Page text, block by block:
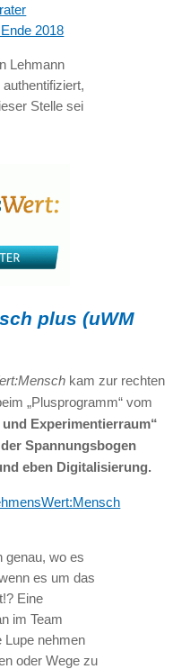
2018
Lehmann
Stelle sei
plus (uWM
kam zur rechten
„Plusprogramm“ vom
und Experimentierraum“
Spannungsbogen
eben Digitalisierung.
genau, wo es
es um das
Eine
im Team
Lupe nehmen
oder Wege zu